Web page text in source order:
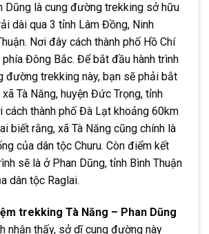
Dũng là cung đường trekking sở hữu
dài qua 3 tỉnh Lâm Đồng, Ninh
Nơi đây cách thành phố Hồ Chí
phía Đông Bắc. Để bắt đầu hành trình
đường trekking này, bạn sẽ phải bắt
Tà Năng, huyện Đức Trọng, tỉnh
cách thành phố Đà Lạt khoảng 60km
biết rằng, xã Tà Năng cũng chính là
của dân tộc Churu. Còn điểm kết
sẽ là ở Phan Dũng, tỉnh Bình Thuận
dân tộc Raglai.
trekking Tà Năng – Phan Dũng
nhận thấy, sở dĩ cung đường này